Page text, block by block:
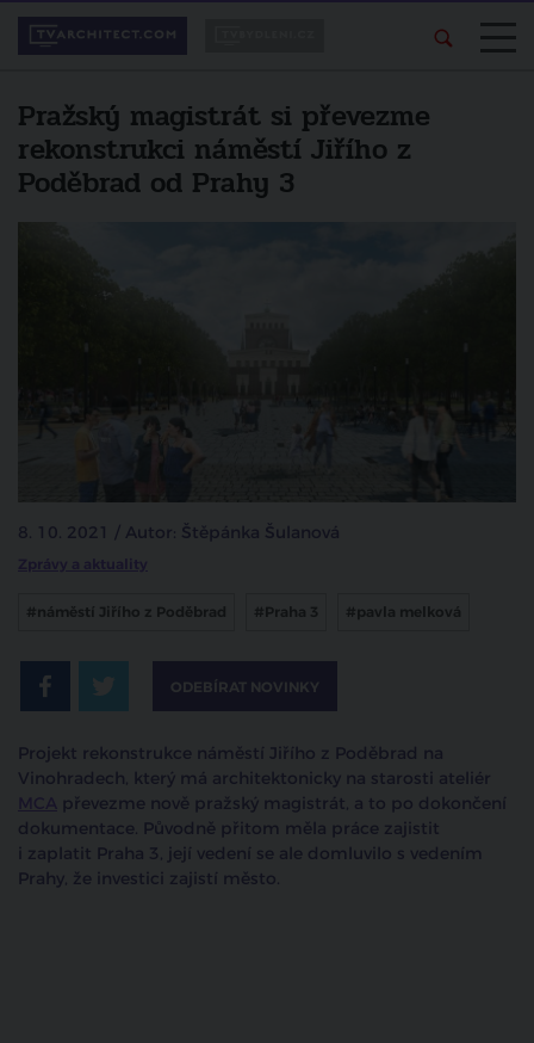
Pražský magistrát si převezme
rekonstrukci náměstí Jiřího z
Poděbrad od Prahy 3
8. 10. 2021 / Autor: Štěpánka Šulanová
Zprávy a aktuality
#náměstí Jiřího z Poděbrad #Praha 3 #pavla melková
ODEBÍRAT NOVINKY
Projekt rekonstrukce náměstí Jiřího z Poděbrad na
Vinohradech, který má architektonicky na starosti ateliér
MCA převezme nově pražský magistrát, a to po dokončení
dokumentace. Původně přitom měla práce zajistit
i zaplatit Praha 3, její vedení se ale domluvilo s vedením
Prahy, že investici zajistí město.